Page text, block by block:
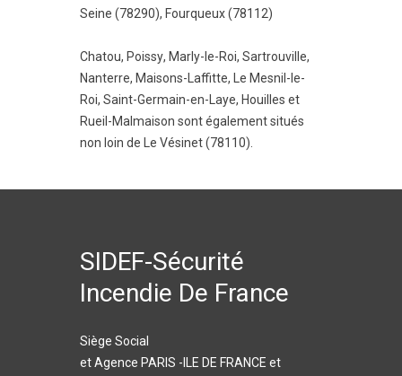
Seine (78290), Fourqueux (78112)
Chatou, Poissy, Marly-le-Roi, Sartrouville,
Nanterre, Maisons-Laffitte,
Le Mesnil-le-
Roi, Saint-Germain-en-Laye, Houilles et
Rueil-Malmaison sont également situés
non loin de Le Vésinet (78110).
SIDEF-Sécurité
Incendie De France
Siège Social
et Agence PARIS -ILE DE FRANCE et